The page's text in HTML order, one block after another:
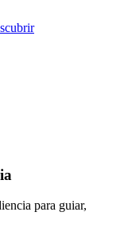
para guiar,